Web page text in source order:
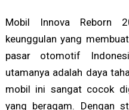
Mobil Innova Reborn
keunggulan yang
pasar otomotif
utamanya adalah daya
mobil ini sangat cocok
yang beragam. Dengan